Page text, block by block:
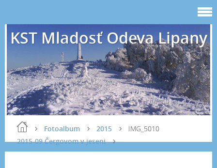
KST Mladosť Odeva Lipany
Fotoalbum
2015
2015-09 Čergovom v jeseni
IMG_5010